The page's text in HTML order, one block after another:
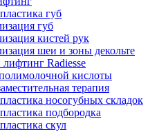
губ
губ
кистей рук
шеи и зоны декольте
Radiesse
кислоты
терапия
носогубных складок
подбородка
скул